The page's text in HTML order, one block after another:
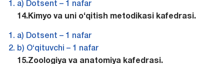
a) Dotsent – 1 nafar
14.Kimyo va uni o‘qitish metodikasi kafedrasi.
a) Dotsent – 1 nafar
b) O‘qituvchi – 1 nafar
15.Zoologiya va anatomiya kafedrasi.